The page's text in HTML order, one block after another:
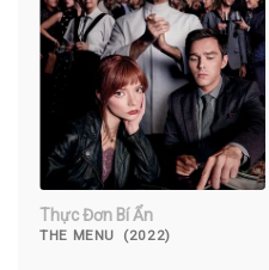
Thực Đơn Bí Ẩn
THE MENU (2022)